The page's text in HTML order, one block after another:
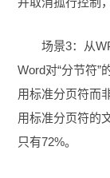
场景3：从
Word对“分节符”
用标准分页符而
用标准分页符的
只有72%。